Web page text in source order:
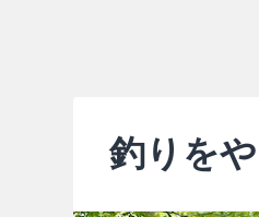
釣りを